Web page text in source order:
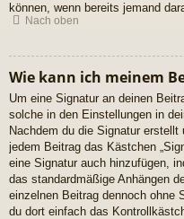
können, wenn bereits jemand
Nach oben
Wie kann ich meinem
Um eine Signatur an deinen
solche in den Einstellungen in
Nachdem du die Signatur
jedem Beitrag das Kästchen
eine Signatur auch hinzufügen,
das standardmäßige Anhängen
einzelnen Beitrag dennoch ohne
du dort einfach das